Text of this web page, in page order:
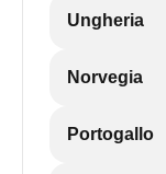
Ungheria
Norvegia
Portogallo